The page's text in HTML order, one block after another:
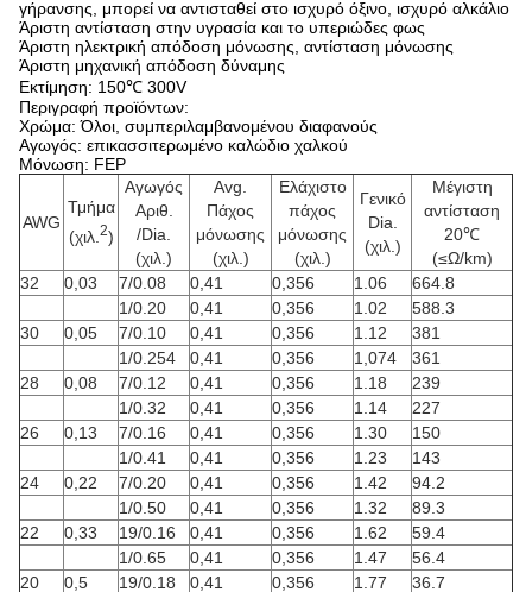
γήρανσης, μπορεί να αντισταθεί στο ισχυρό όξινο, ισχυρό αλκάλιο
Άριστη αντίσταση στην υγρασία και το υπεριώδες φως
Άριστη ηλεκτρική απόδοση μόνωσης, αντίσταση μόνωσης
Άριστη μηχανική απόδοση δύναμης
Εκτίμηση: 150℃ 300V
Περιγραφή προϊόντων:
Χρώμα: Όλοι, συμπεριλαμβανομένου διαφανούς
Αγωγός: επικασσιτερωμένο καλώδιο χαλκού
Μόνωση: FEP
AWG
Τμήμα
(χιλ. 2)
Αγωγός
Αριθ.
/Dia.
(χιλ.)
Avg.
Πάχος
μόνωσης
(χιλ.)
Ελάχιστο
πάχος
μόνωσης
(χιλ.)
Γενικό
Dia.
(χιλ.)
Μέγιστη
αντίσταση
20℃
(≤Ω/km)
32
0,03 7/0.08 0,41 0,356 1.06
664.8
1/0.20
0,41 0,356 1.02
588.3
30
0,05 7/0.10 0,41 0,356 1.12
381
1/0.254
0,41 0,356 1,074
361
28
0,08 7/0.12 0,41 0,356 1.18
239
1/0.32
0,41 0,356 1.14
227
26
0,13 7/0.16 0,41 0,356 1.30
150
1/0.41
0,41 0,356 1.23
143
24
0,22 7/0.20 0,41 0,356 1.42
94.2
1/0.50
0,41 0,356 1.32
89.3
22
0,33 19/0.16 0,41 0,356 1.62
59.4
1/0.65
0,41 0,356 1.47
56.4
20
0,5 19/0.18 0,41 0,356 1.77 36.7